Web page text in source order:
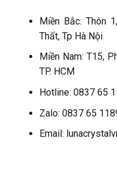
Miền Bắc: Thôn
Thất, Tp Hà Nội
Miền Nam: T15,
TP. HCM
Hotline: 0837 65
Zalo: 0837 65
Email: